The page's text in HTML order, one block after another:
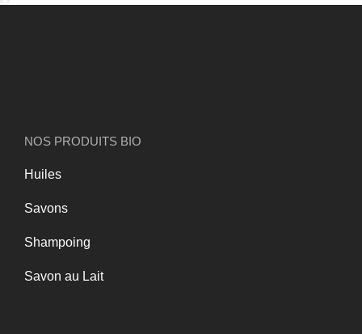
NOS PRODUITS BIO
Huiles
Savons
Shampoing
Savon au Lait